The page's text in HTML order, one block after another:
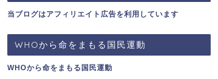
当ブログはアフィリエイト広告を利用しています
WHOから命をまもる国民運動
WHOから命をまもる国民運動